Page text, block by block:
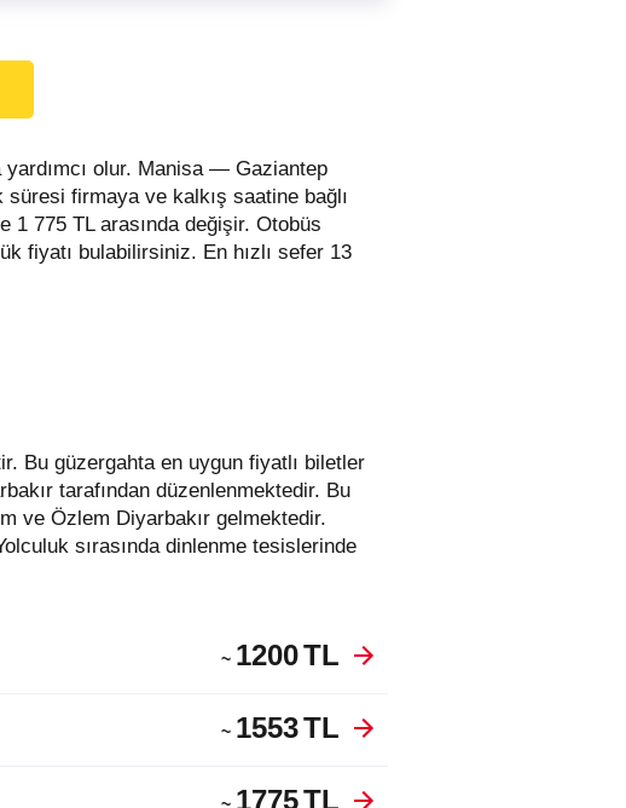
olur. Manisa — Gaziantep
firmaya ve kalkış saatine bağlı
1 775 TL arasında değişir. Otobüs
fiyatı bulabilirsiniz. En hızlı sefer 13
tarafından düzenlenmektedir. Bu
ve Özlem Diyarbakır gelmektedir.
sırasında dinlenme tesislerinde
~ 1200TL
~ 1553TL
1775TL